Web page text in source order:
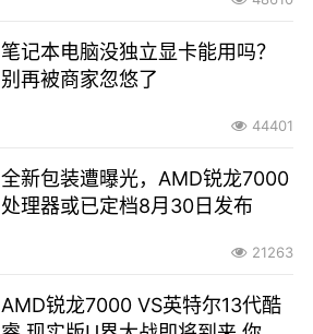
笔记本电脑没独立显卡能用吗？
别再被商家忽悠了
44401
全新包装遭曝光，AMD锐龙7000
处理器或已定档8月30日发布
21263
AMD锐龙7000 VS英特尔13代酷